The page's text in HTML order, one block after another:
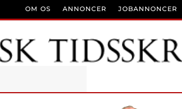
OM OS ANNONCER JOBANNONCER